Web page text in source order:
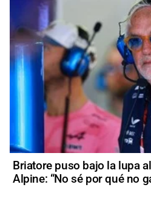
Briatore puso bajo la lupa
Alpine: “No sé por qué no